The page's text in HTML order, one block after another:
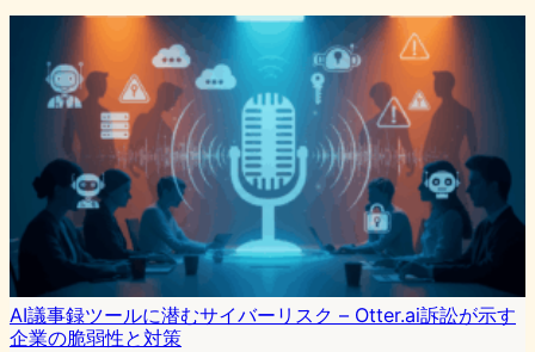
AI議事録ツールに潜むサイバーリスク – Otter.ai訴訟が示す
企業の脆弱性と対策